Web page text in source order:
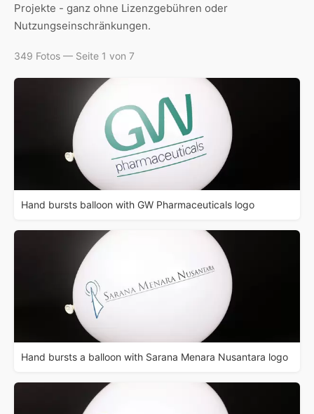
Projekte - ganz ohne Lizenzgebühren oder
Nutzungseinschränkungen.
349 Fotos — Seite 1 von 7
Hand bursts balloon with GW Pharmaceuticals logo
Hand bursts a balloon with Sarana Menara Nusantara logo